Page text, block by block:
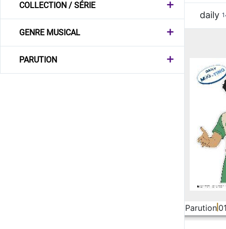
COLLECTION / SÉRIE
GENRE MUSICAL
PARUTION
daily
Parution